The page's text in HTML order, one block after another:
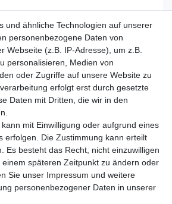
Artikel anzeigen
Wandbefestigungs-Set für Flowerbox (2x
2x Dübel)
Artikel anzeigen
und ähnliche Technologien auf unserer
personenbezogene Daten von
Webseite (z.B. IP-Adresse), um z.B.
personalisieren, Medien von
oder Zugriffe auf unsere Website zu
erfolgt erst durch gesetzte
Daten mit Dritten, die wir in den
mit Einwilligung oder aufgrund eines
erfolgen. Die Zustimmung kann erteilt
Es besteht das Recht, nicht einzuwilligen
einem späteren Zeitpunkt zu ändern oder
Sie unser Impressum und weitere
personenbezogener Daten in unserer